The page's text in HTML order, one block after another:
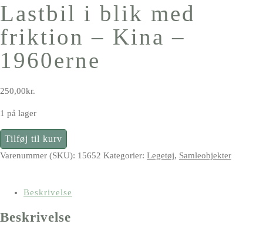
Lastbil i blik med
friktion – Kina –
1960erne
250,00kr.
1 på lager
Lastbil
i
friktion
Kina
Tilføj til kurv
Varenummer (SKU): 15652 Kategorier: Legetøj, Samleobjekter
Beskrivelse
Beskrivelse